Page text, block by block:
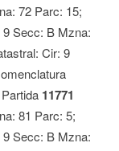
72 Parc: 15;
Secc: B Mzna:
Cir: 9
11771
81 Parc: 5;
Secc: B Mzna: